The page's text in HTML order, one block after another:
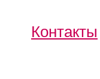
Контакты